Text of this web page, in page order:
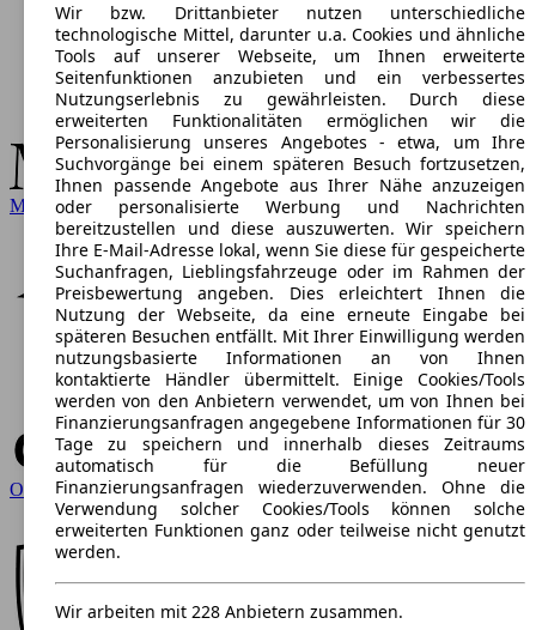
Mercedes-Benz
Opel
Wir bzw. Drittanbieter nutzen unterschiedliche
technologische Mittel, darunter u.a. Cookies und ähnliche
Tools auf unserer Webseite, um Ihnen erweiterte
Seitenfunktionen anzubieten und ein verbessertes
Nutzungserlebnis zu gewährleisten. Durch diese
erweiterten Funktionalitäten ermöglichen wir die
Personalisierung unseres Angebotes - etwa, um Ihre
Suchvorgänge bei einem späteren Besuch fortzusetzen,
Ihnen passende Angebote aus Ihrer Nähe anzuzeigen
oder personalisierte Werbung und Nachrichten
bereitzustellen und diese auszuwerten. Wir speichern
Ihre E-Mail-Adresse lokal, wenn Sie diese für gespeicherte
Suchanfragen, Lieblingsfahrzeuge oder im Rahmen der
Preisbewertung angeben. Dies erleichtert Ihnen die
Nutzung der Webseite, da eine erneute Eingabe bei
späteren Besuchen entfällt. Mit Ihrer Einwilligung werden
nutzungsbasierte Informationen an von Ihnen
kontaktierte Händler übermittelt. Einige Cookies/Tools
werden von den Anbietern verwendet, um von Ihnen bei
Finanzierungsanfragen angegebene Informationen für 30
Tage zu speichern und innerhalb dieses Zeitraums
automatisch für die Befüllung neuer
Finanzierungsanfragen wiederzuverwenden. Ohne die
Verwendung solcher Cookies/Tools können solche
erweiterten Funktionen ganz oder teilweise nicht genutzt
werden.
Wir arbeiten mit 228 Anbietern zusammen.